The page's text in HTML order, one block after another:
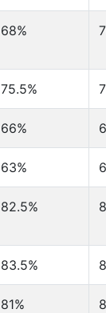
68%
75.5%
66%
63%
82.5%
83.5%
81%